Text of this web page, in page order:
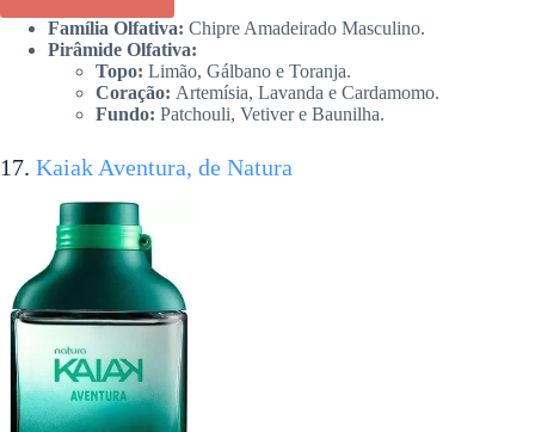
Família Olfativa: Chipre Amadeirado Masculino.
Pirâmide Olfativa:
Topo: Limão, Gálbano e Toranja.
Coração: Artemísia, Lavanda e Cardamomo.
Fundo: Patchouli, Vetiver e Baunilha.
17. Kaiak Aventura, de Natura